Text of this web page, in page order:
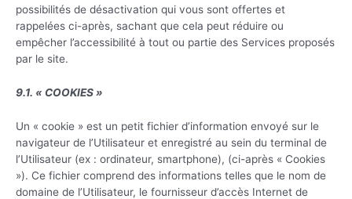
possibilités de désactivation qui vous sont offertes et
rappelées ci-après, sachant que cela peut réduire ou
empêcher l’accessibilité à tout ou partie des Services proposés
par le site.
9.1. « COOKIES »
Un « cookie » est un petit fichier d’information envoyé sur le
navigateur de l’Utilisateur et enregistré au sein du terminal de
l’Utilisateur (ex : ordinateur, smartphone), (ci-après « Cookies
»). Ce fichier comprend des informations telles que le nom de
domaine de l’Utilisateur, le fournisseur d’accès Internet de